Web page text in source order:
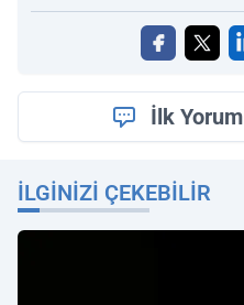
İlk
İLGINIZI ÇEKEBILIR